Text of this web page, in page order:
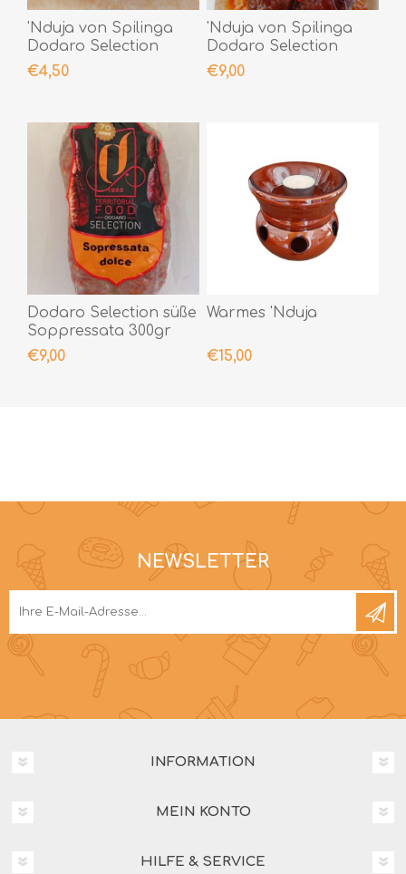
'Nduja von Spilinga
Dodaro Selection
200gr
€4,50
'Nduja von Spilinga
Dodaro Selection
400gr
€9,00
Dodaro Selection süße
Soppressata 300gr
€9,00
Warmes 'Nduja
€15,00
NEWSLETTER
INFORMATION
MEIN KONTO
HILFE & SERVICE